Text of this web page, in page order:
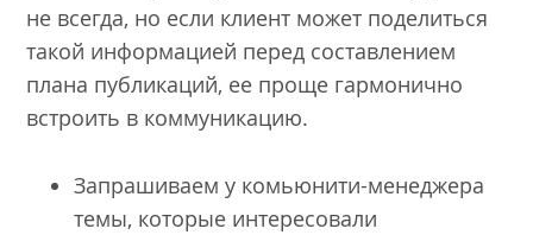
не всегда, но если клиент может поделиться
такой информацией перед составлением
плана публикаций, ее проще гармонично
встроить в коммуникацию.
Запрашиваем у комьюнити-менеджера
темы, которые интересовали